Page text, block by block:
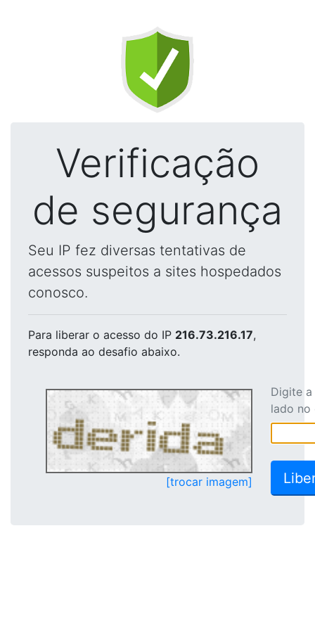
Verificação
de segurança
Seu IP fez diversas tentativas de
acessos suspeitos a sites hospedados
conosco.
Para liberar o acesso do IP 216.73.216.17,
responda ao desafio abaixo.
[trocar imagem]
Digite
lado no